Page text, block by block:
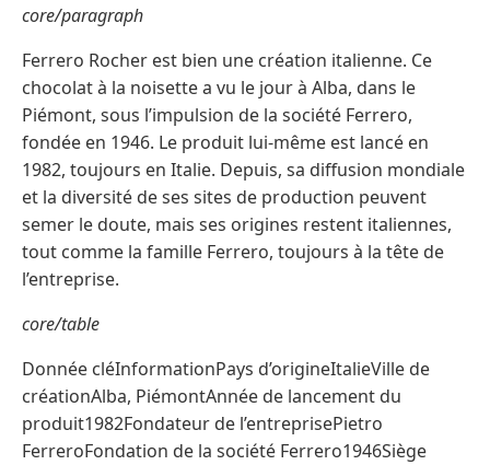
core/paragraph
Ferrero Rocher est bien une création italienne. Ce
chocolat à la noisette a vu le jour à Alba, dans le
Piémont, sous l’impulsion de la société Ferrero,
fondée en 1946. Le produit lui-même est lancé en
1982, toujours en Italie. Depuis, sa diffusion mondiale
et la diversité de ses sites de production peuvent
semer le doute, mais ses origines restent italiennes,
tout comme la famille Ferrero, toujours à la tête de
l’entreprise.
core/table
Donnée cléInformationPays d’origineItalieVille de
créationAlba, PiémontAnnée de lancement du
produit1982Fondateur de l’entreprisePietro
FerreroFondation de la société Ferrero1946Siège